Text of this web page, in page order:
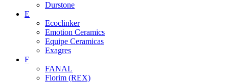
Durstone
E
Ecoclinker
Emotion Ceramics
Equipe Ceramicas
Exagres
F
FANAL
Florim (REX)